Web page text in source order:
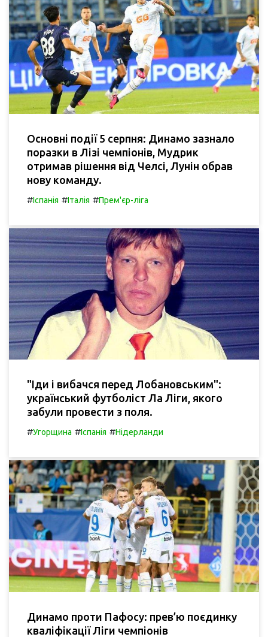
Основні події 5 серпня: Динамо зазнало
поразки в Лізі чемпіонів, Мудрик
отримав рішення від Челсі, Лунін обрав
нову команду.
#Іспанія #Італія #Прем'єр-ліга
"Іди і вибачся перед Лобановським":
український футболіст Ла Ліги, якого
забули провести з поля.
#Угорщина #Іспанія #Нідерланди
Динамо проти Пафосу: прев’ю поєдинку
кваліфікації Ліги чемпіонів